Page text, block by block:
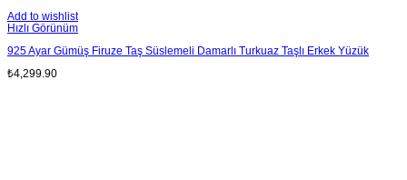
Add to wishlist
Hızlı Görünüm
925 Ayar Gümüş Firuze Taş Süslemeli Damarlı Turkuaz Taşlı Erkek Yüzük
₺4,299.90